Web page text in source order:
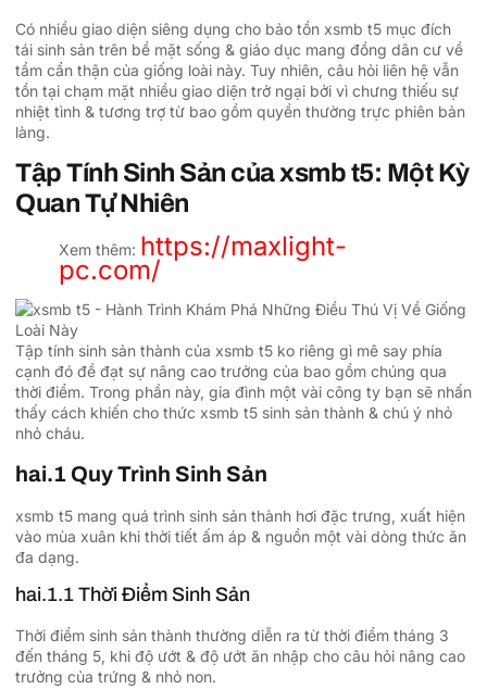
Có nhiều giao diện siêng dụng cho bảo tồn xsmb t5 mục đích
tái sinh sản trên bề mặt sống & giáo dục mang đồng dân cư về
tầm cẩn thận của giống loài này. Tuy nhiên, câu hỏi liên hệ vẫn
tồn tại chạm mặt nhiều giao diện trở ngại bởi vì chưng thiếu sự
nhiệt tình & tương trợ từ bao gồm quyền thường trực phiên bản
làng.
Tập Tính Sinh Sản của xsmb t5: Một Kỳ
Quan Tự Nhiên
Xem thêm: https://maxlight-
pc.com/
Tập tính sinh sản thành của xsmb t5 ko riêng gì mê say phía
cạnh đó đề đạt sự nâng cao trưởng của bao gồm chúng qua
thời điểm. Trong phần này, gia đình một vài công ty bạn sẽ nhấn
thấy cách khiến cho thức xsmb t5 sinh sản thành & chú ý nhỏ
nhỏ cháu.
hai.1 Quy Trình Sinh Sản
xsmb t5 mang quá trình sinh sản thành hơi đặc trưng, xuất hiện
vào mùa xuân khi thời tiết ấm áp & nguồn một vài dòng thức ăn
đa dạng.
hai.1.1 Thời Điểm Sinh Sản
Thời điểm sinh sản thành thường diễn ra từ thời điểm tháng 3
đến tháng 5, khi độ ướt & độ ướt ăn nhập cho câu hỏi nâng cao
trưởng của trứng & nhỏ non.